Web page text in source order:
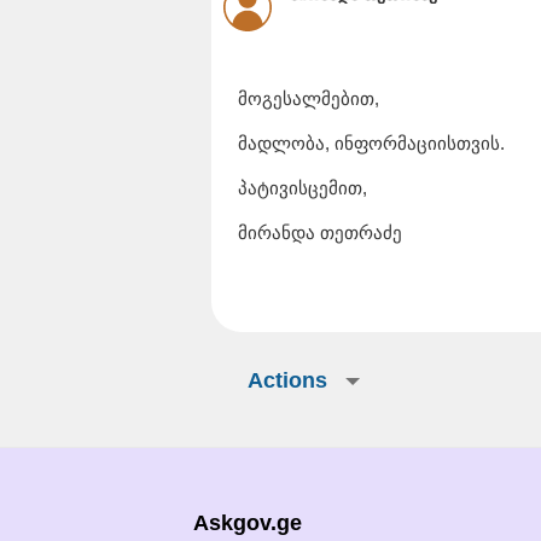
მოგესალმებით,
მადლობა, ინფორმაციისთვის.
პატივისცემით,
მირანდა თეთრაძე
Actions
Askgov.ge